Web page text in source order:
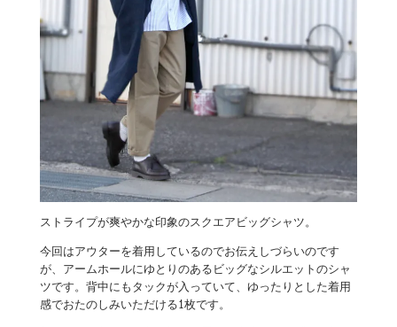
ストライプが爽やかな印象のスクエアビッグシャツ。
今回はアウターを着用しているのでお伝えしづらいのです
が、アームホールにゆとりのあるビッグなシルエットのシャ
ツです。背中にもタックが入っていて、ゆったりとした着用
感でおたのしみいただける1枚です。